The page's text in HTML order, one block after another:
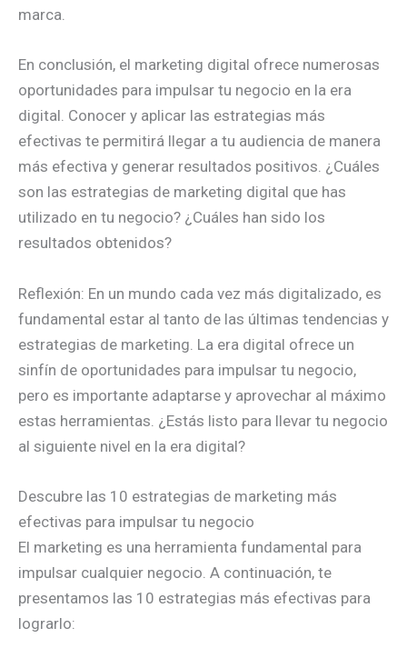
marca.
En conclusión, el marketing digital ofrece numerosas
oportunidades para impulsar tu negocio en la era
digital. Conocer y aplicar las estrategias más
efectivas te permitirá llegar a tu audiencia de manera
más efectiva y generar resultados positivos. ¿Cuáles
son las estrategias de marketing digital que has
utilizado en tu negocio? ¿Cuáles han sido los
resultados obtenidos?
Reflexión: En un mundo cada vez más digitalizado, es
fundamental estar al tanto de las últimas tendencias y
estrategias de marketing. La era digital ofrece un
sinfín de oportunidades para impulsar tu negocio,
pero es importante adaptarse y aprovechar al máximo
estas herramientas. ¿Estás listo para llevar tu negocio
al siguiente nivel en la era digital?
Descubre las 10 estrategias de marketing más
efectivas para impulsar tu negocio
El marketing es una herramienta fundamental para
impulsar cualquier negocio. A continuación, te
presentamos las 10 estrategias más efectivas para
lograrlo: